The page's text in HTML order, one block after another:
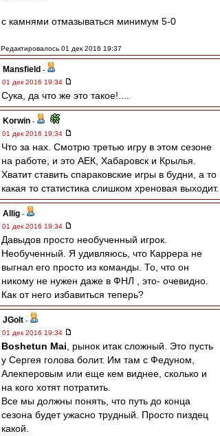
с камнями отмазываться минимум 5-0
Редактировалось 01 дек 2016 19:37
Mansfield -
01 дек 2016 19:34
Сука, да что же это такое!....
Korwin -
01 дек 2016 19:34
Что за нах. Смотрю третью игру в этом сезоне
на работе, и это АЕК, Хабаровск и Крылья.
Хватит ставить спараковские игры в будни, а то
какая то статистика слишком хреновая выходит.
Allig -
01 дек 2016 19:34
Давыдов просто необученный игрок.
Необученный. Я удивляюсь, что Каррера не
выгнал его просто из команды. То, что он
никому не нужен даже в ФНЛ , это- очевидно.
Как от него избавиться теперь?
JGolt -
01 дек 2016 19:34
Boshetun Mai , рынок итак сложный. Это пусть
у Сергея голова болит. Им там с Федуном,
Алекперовым или еще кем виднее, сколько и
на кого хотят потратить.
Все мы должны понять, что путь до конца
сезона будет ужасно трудный. Просто пиздец
какой.